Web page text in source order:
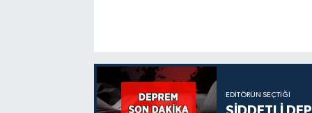
EDITÖRÜN SEÇTIĞI